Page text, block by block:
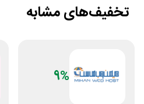
تخفیف‌های مشابه
9%